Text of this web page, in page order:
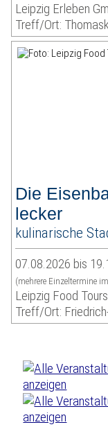
Leipzig Erleben
Treff/Ort:
Die
lecker
kulinarische
07.08.2026 bis
(mehrere Einzeltermine
Leipzig Food Tours
Treff/Ort: